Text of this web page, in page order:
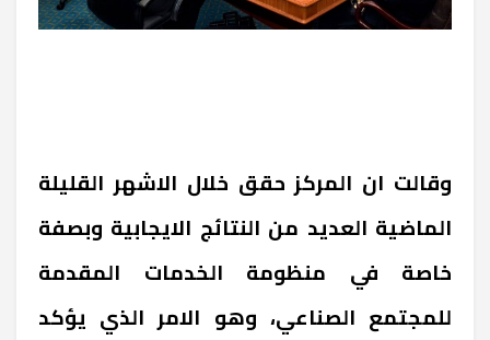
وقالت ان المركز حقق خلال الاشهر القليلة
الماضية العديد من النتائج الايجابية وبصفة
خاصة في منظومة الخدمات المقدمة
للمجتمع الصناعي، وهو الامر الذي يؤكد